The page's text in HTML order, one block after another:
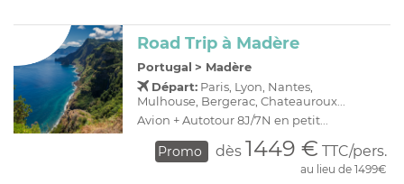
Road Trip à Madère
Portugal > Madère
Départ: Paris, Lyon, Nantes,
Mulhouse, Bergerac, Chateauroux...
Avion + Autotour 8J/7N en petit...
Promo dès 1449 € TTC/pers.
au lieu de 1499€